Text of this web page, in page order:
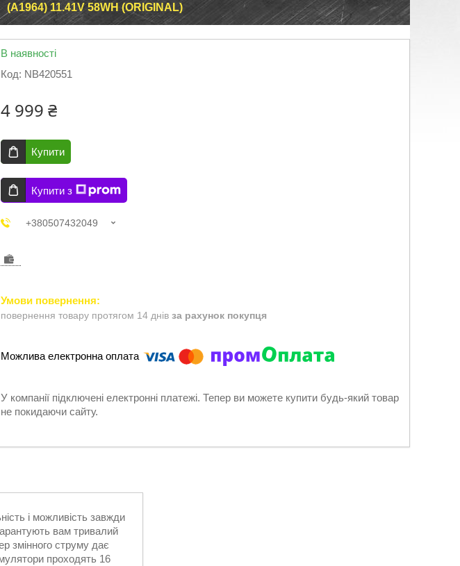
(A1964) 11.41V 58WH (ORIGINAL)
В наявності
Код: NB420551
4 999 ₴
Купити
Купити з
+380507432049
повернення товару протягом 14 днів за рахунок покупця
У компанії підключені електронні платежі. Тепер ви можете купити будь-який товар
не покидаючи сайту.
і можливість завжди
вам тривалий
змінного струму дає
проходять 16